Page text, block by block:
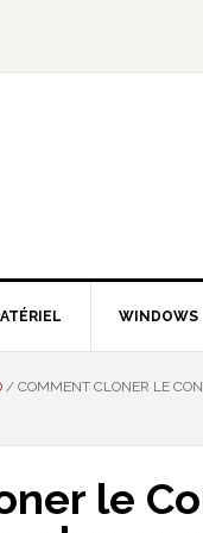
WINDOWS
/ COMMENT CLONER LE
le